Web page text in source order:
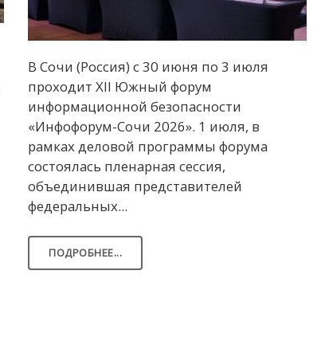
В Сочи (Россия) с 30 июня по 3 июля
проходит XII Южный форум
информационной безопасности
«Инфофорум-Сочи 2026». 1 июля, в
рамках деловой программы форума
состоялась пленарная сессия,
объединившая представителей
федеральных...
ПОДРОБНЕЕ...